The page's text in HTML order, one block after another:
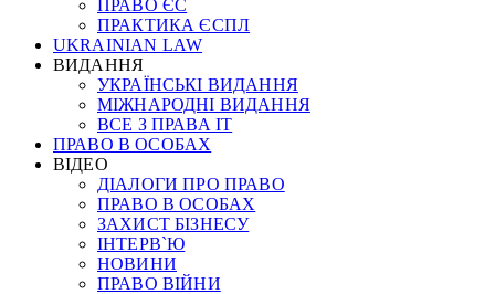
ПРАВО ЄС
ПРАКТИКА ЄСПЛ
UKRAINIAN LAW
ВИДАННЯ
УКРАЇНСЬКІ ВИДАННЯ
МІЖНАРОДНІ ВИДАННЯ
ВСЕ З ПРАВА ІТ
ПРАВО В ОСОБАХ
ВІДЕО
ДІАЛОГИ ПРО ПРАВО
ПРАВО В ОСОБАХ
ЗАХИСТ БІЗНЕСУ
ІНТЕРВ`Ю
НОВИНИ
ПРАВО ВІЙНИ